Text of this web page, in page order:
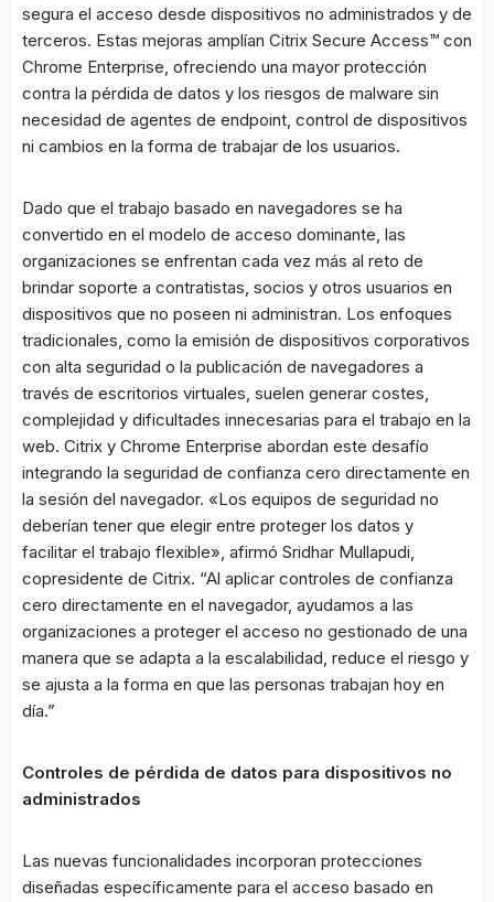
segura el acceso desde dispositivos no administrados y de
terceros. Estas mejoras amplían Citrix Secure Access™ con
Chrome Enterprise, ofreciendo una mayor protección
contra la pérdida de datos y los riesgos de malware sin
necesidad de agentes de endpoint, control de dispositivos
ni cambios en la forma de trabajar de los usuarios.
Dado que el trabajo basado en navegadores se ha
convertido en el modelo de acceso dominante, las
organizaciones se enfrentan cada vez más al reto de
brindar soporte a contratistas, socios y otros usuarios en
dispositivos que no poseen ni administran. Los enfoques
tradicionales, como la emisión de dispositivos corporativos
con alta seguridad o la publicación de navegadores a
través de escritorios virtuales, suelen generar costes,
complejidad y dificultades innecesarias para el trabajo en la
web. Citrix y Chrome Enterprise abordan este desafío
integrando la seguridad de confianza cero directamente en
la sesión del navegador. «Los equipos de seguridad no
deberían tener que elegir entre proteger los datos y
facilitar el trabajo flexible», afirmó Sridhar Mullapudi,
copresidente de Citrix. “Al aplicar controles de confianza
cero directamente en el navegador, ayudamos a las
organizaciones a proteger el acceso no gestionado de una
manera que se adapta a la escalabilidad, reduce el riesgo y
se ajusta a la forma en que las personas trabajan hoy en
día.”
Controles de pérdida de datos para dispositivos no
administrados
Las nuevas funcionalidades incorporan protecciones
diseñadas específicamente para el acceso basado en